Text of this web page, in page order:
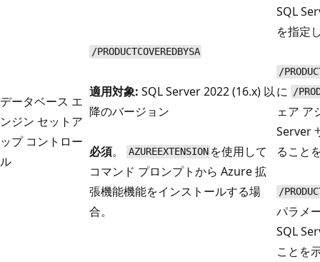
データベース エ
ンジン セットア
ップ コントロー
ル
/PRODUCTCOVEREDBYSA
適用対象: SQL Server 2022 (16.x) 以
降のバージョン
必須。 AZUREEXTENSION を使用して
コマンド プロンプトから Azure 拡
張機能機能をインストールする場
合。
SQL
を指定
/
に /
ェア ア
Server
ること
/
パラメ
SQL
ことを